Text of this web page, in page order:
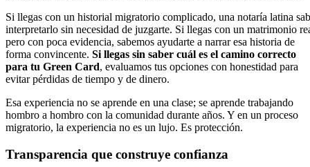
Si llegas con un historial migratorio complicado, una notaría latina
interpretarlo sin necesidad de juzgarte. Si llegas con un matrimonio
pero con poca evidencia, sabemos ayudarte a narrar esa historia de
forma convincente. Si llegas sin saber cuál es el camino correcto
para tu Green Card, evaluamos tus opciones con honestidad para
evitar pérdidas de tiempo y de dinero.
Esa experiencia no se aprende en una clase; se aprende trabajando
hombro a hombro con la comunidad durante años. Y en un proceso
migratorio, la experiencia no es un lujo. Es protección.
Transparencia que construye confianza